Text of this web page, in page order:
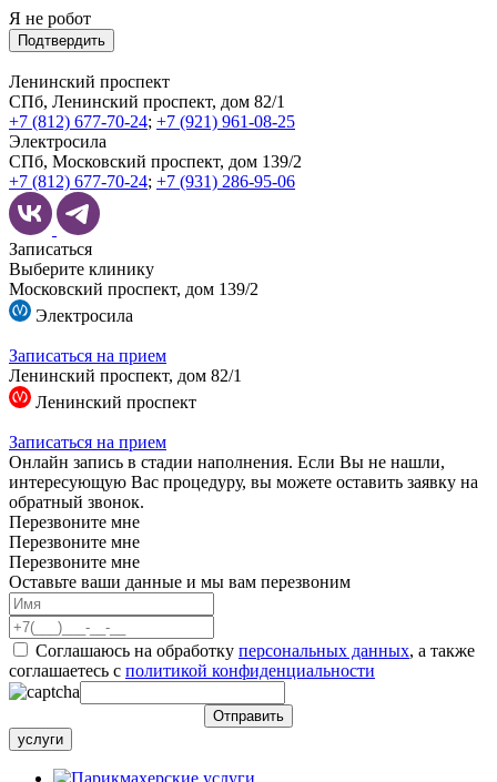
Я не робот
Подтвердить
Ленинский проспект
СПб, Ленинский проспект, дом 82/1
+7 (812) 677-70-24; +7 (921) 961-08-25
Электросила
СПб, Московский проспект, дом 139/2
+7 (812) 677-70-24; +7 (931) 286-95-06
Записаться
Выберите клинику
Московский проспект, дом 139/2
Электросила
Записаться на прием
Ленинский проспект, дом 82/1
Ленинский проспект
Записаться на прием
Онлайн запись в стадии наполнения. Если Вы не нашли,
интересующую Вас процедуру, вы можете оставить заявку на
обратный звонок.
Перезвоните мне
Перезвоните мне
Перезвоните мне
Оставьте ваши данные и мы вам перезвоним
Соглашаюсь на обработку персональных данных, а также
соглашаетесь c политикой конфиденциальности
услуги